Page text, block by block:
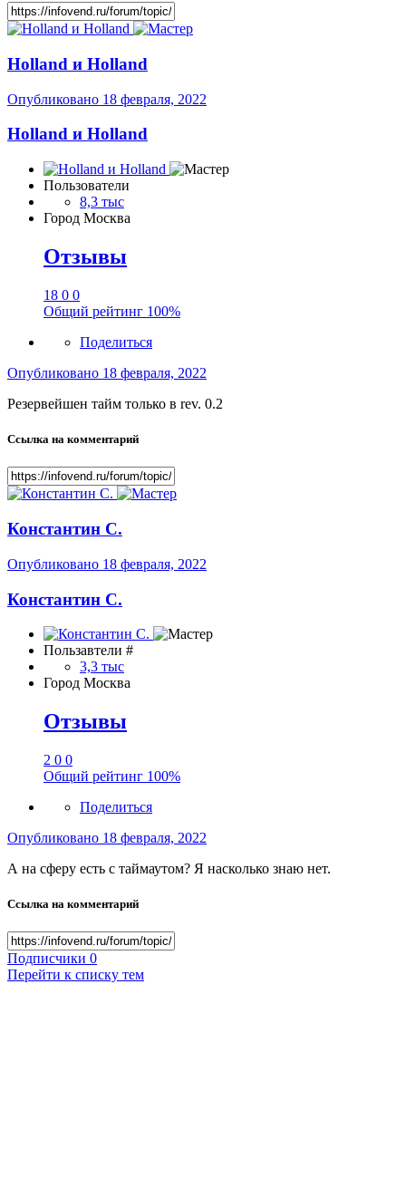
Holland и Holland
Опубликовано 18 февраля, 2022
Holland и Holland
Пользователи
8,3 тыс
Город Москва
Отзывы
18 0 0
Общий рейтинг 100%
Поделиться
Опубликовано 18 февраля, 2022
Резервейшен тайм только в rev. 0.2
Ссылка на комментарий
Константин С.
Опубликовано 18 февраля, 2022
Константин С.
Пользавтели #
3,3 тыс
Город Москва
Отзывы
2 0 0
Общий рейтинг 100%
Поделиться
Опубликовано 18 февраля, 2022
А на сферу есть с таймаутом? Я насколько знаю нет.
Ссылка на комментарий
Подписчики 0
Перейти к списку тем